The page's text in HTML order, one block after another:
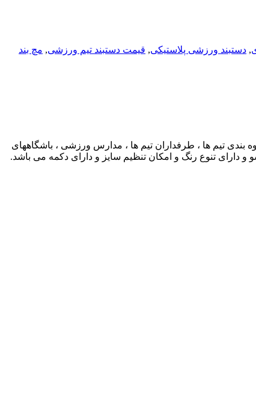
, دستبند ورزشی پلاستیکی, قیمت دستبند تیم ورزشی, مچ بند
بندی تیم ها ، طرفداران تیم ها ، مدارس ورزشی ، باشگاههای
و دارای تنوع رنگ و امکان تنظیم سایز و دارای دکمه می باشد.